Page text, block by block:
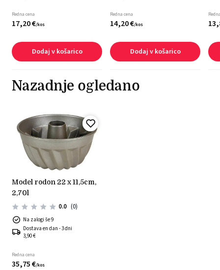
Redna cena
17,20€/kos
Dodaj v košarico
Redna cena
14,20€/kos
Dodaj v košarico
13,
Nazadnje ogledano
model rodon 22 x 11,5cm,
2,70l
0.0 (0)
Na zalogi še 9
Dostava en dan - 3 dni
3,90 €
Redna cena
35,75€/kos